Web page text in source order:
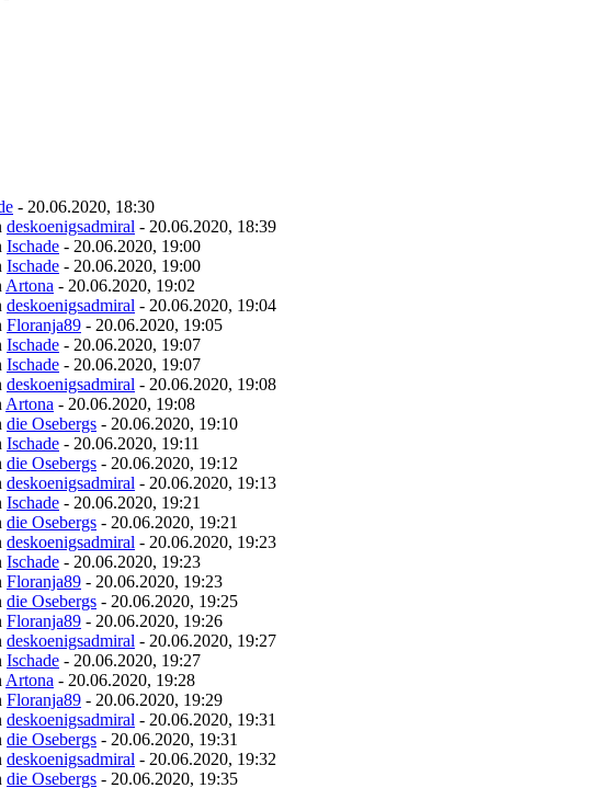
- 20.06.2020, 18:30
deskoenigsadmiral - 20.06.2020, 18:39
Ischade - 20.06.2020, 19:00
Ischade - 20.06.2020, 19:00
Artona - 20.06.2020, 19:02
deskoenigsadmiral - 20.06.2020, 19:04
Floranja89 - 20.06.2020, 19:05
Ischade - 20.06.2020, 19:07
Ischade - 20.06.2020, 19:07
deskoenigsadmiral - 20.06.2020, 19:08
Artona - 20.06.2020, 19:08
die Osebergs - 20.06.2020, 19:10
Ischade - 20.06.2020, 19:11
die Osebergs - 20.06.2020, 19:12
deskoenigsadmiral - 20.06.2020, 19:13
Ischade - 20.06.2020, 19:21
die Osebergs - 20.06.2020, 19:21
deskoenigsadmiral - 20.06.2020, 19:23
Ischade - 20.06.2020, 19:23
Floranja89 - 20.06.2020, 19:23
die Osebergs - 20.06.2020, 19:25
Floranja89 - 20.06.2020, 19:26
deskoenigsadmiral - 20.06.2020, 19:27
Ischade - 20.06.2020, 19:27
Artona - 20.06.2020, 19:28
Floranja89 - 20.06.2020, 19:29
deskoenigsadmiral - 20.06.2020, 19:31
die Osebergs - 20.06.2020, 19:31
deskoenigsadmiral - 20.06.2020, 19:32
die Osebergs - 20.06.2020, 19:35